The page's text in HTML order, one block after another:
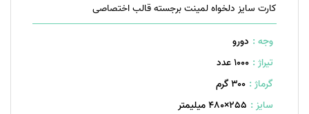
کارت سایز دلخواه لمینت برجسته قالب اختصاصی
وجه : دورو
تیراژ : 1000 عدد
گرماژ : ۳۰۰ گرم
سایز : 255×480 میلیمتر